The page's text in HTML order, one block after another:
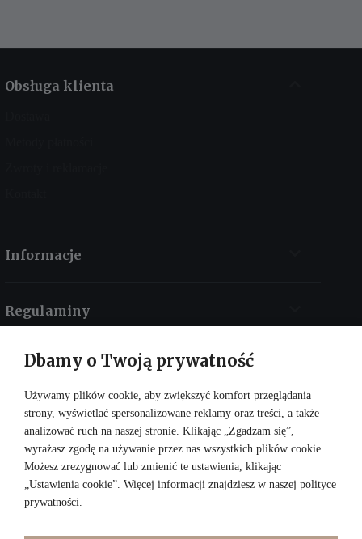
Obsługa klienta
Informacje
Regulaminy
Kontakt
Dbamy o Twoją prywatność
Używamy plików cookie, aby zwiększyć komfort przeglądania
strony, wyświetlać spersonalizowane reklamy oraz treści, a także
analizować ruch na naszej stronie. Klikając „Zgadzam się”,
wyrażasz zgodę na używanie przez nas wszystkich plików cookie.
Możesz zrezygnować lub zmienić te ustawienia, klikając
„Ustawienia cookie”. Więcej informacji znajdziesz w naszej polityce
prywatności.